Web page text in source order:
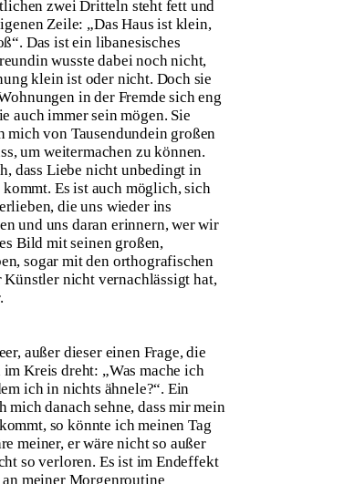
zwei Dritteln steht fett und
Zeile: „Das Haus ist klein,
Das ist ein libanesisches
wusste dabei noch nicht,
klein ist oder nicht. Doch sie
in der Fremde sich eng
auch immer sein mögen. Sie
mich von Tausendundein großen
um weitermachen zu können.
dass Liebe nicht unbedingt in
Es ist auch möglich, sich
die uns wieder ins
und uns daran erinnern, wer wir
Bild mit seinen großen,
sogar mit den orthografischen
nicht vernachlässigt hat,
außer dieser einen Frage, die
Kreis dreht: „Was mache ich
ich in nichts ähnele?“. Ein
mich danach sehne, dass mir mein
so könnte ich meinen Tag
meiner, er wäre nicht so außer
so verloren. Es ist im Endeffekt
meiner Morgenroutine